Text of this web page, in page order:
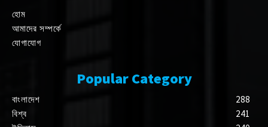
হোম
আমাদের সম্পর্কে
যোগাযোগ
Popular Category
বাংলাদেশ
288
বিশ্ব
241